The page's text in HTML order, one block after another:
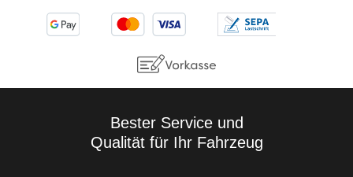
Bester Service und
Qualität für Ihr Fahrzeug